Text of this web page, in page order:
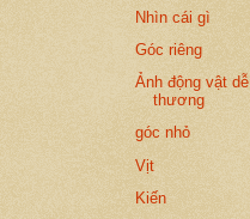
Nhìn cái gì
Góc riêng
Ảnh động vật dễ
thương
góc nhỏ
Vịt
Kiến